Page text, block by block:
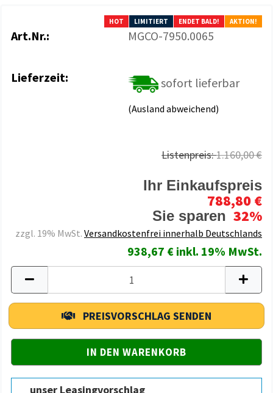
HOT LIMITIERT ENDET BALD! AKTION!
Art.Nr.: MGCO-7950.0065
Lieferzeit: sofort lieferbar
(Ausland abweichend)
Listenpreis:1.160,00 €
Ihr Einkaufspreis
788,80 €
Sie sparen 32%
zzgl. 19% MwSt. Versandkostenfrei innerhalb Deutschlands
938,67 € inkl. 19% MwSt.
PREISVORSCHLAG SENDEN
unser Leasingvorschlag